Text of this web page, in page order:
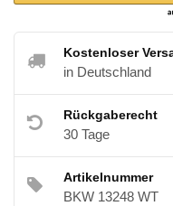
Kostenloser
in Deutschland
Rückgaberecht
30 Tage
Artikelnummer
BKW 13248 WT